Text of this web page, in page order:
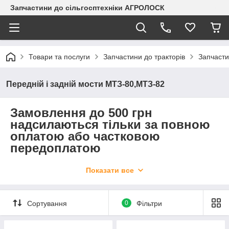
Запчастини до сільгосптехніки АГРОЛОСК
Товари та послуги Запчастини до тракторів
Передній і задній мости МТЗ-80,МТЗ-82
Замовлення до 500 грн
надсилаються тільки за повною
оплатою або частковою
передоплатою
вузол. Вони потрібні для передачі крутного моменту до
Передній міст складається з :основної передачі
,балки,колісних редукторів,диференціала.
Показати все
Сортування 0 Фільтри